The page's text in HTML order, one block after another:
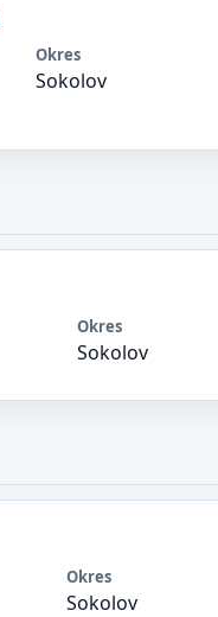
Okres
Sokolov
Okres
Sokolov
Okres
Sokolov